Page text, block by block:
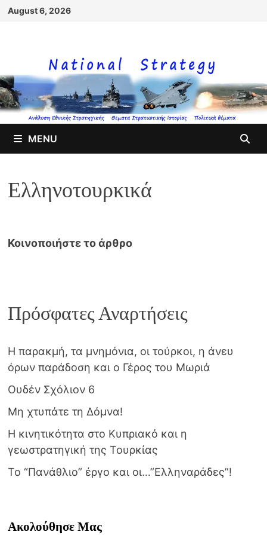
Skip
August 6, 2026
MENU
Ελληνοτουρκικά
Πρόσφατες Αναρτήσεις
Η παρακμή, τα μνημόνια, οι τούρκοι, η άνευ
όρων παράδοση και ο Γέρος του Μωριά
Ουδέν Σχόλιον 6
Μη χτυπάτε τη Δόμνα!
Η κινητικότητα στο Κυπριακό και η
γεωστρατηγική της Τουρκίας
Το “Πανάθλιο” έργο και οι…”Ελληναράδες”!
Ακολούθησε Μας